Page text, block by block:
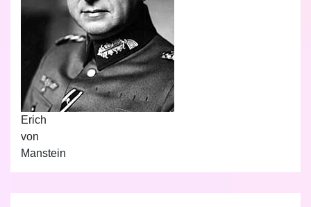
Erich
von
Manstein